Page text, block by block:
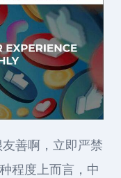
善啊，立即严禁
程度上而言，中